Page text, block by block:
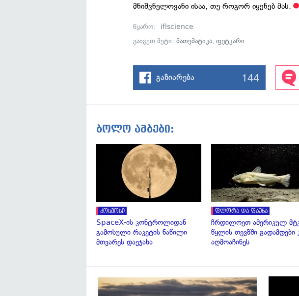
მნიშვნელოვანი ისაა, თუ როგორ იყენებ მას.
წყარო: iflscience
გაიგეთ მეტი:მათემატიკა,ფუტკარი
გაზიარება 144
ბოლო ამბები:
კოსმოსი
SpaceX-ის კონტროლიდან
გამოსული რაკეტის ნაწილი
მთვარეს დაეჯახა
ფლორა და ფაუნა
ჩრდილოეთ ამერიკულ
წყლის თევზში გადამდები
აღმოაჩინეს